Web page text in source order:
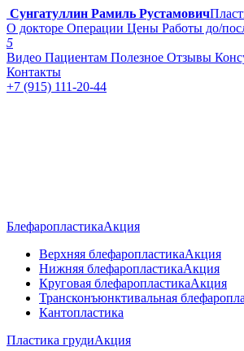
Сунгатуллин Рамиль Рустамович
О докторе Операции Цены Работы до/
5
Видео Пациентам Полезное Отзывы
Контакты
+7 (915) 111-20-44
БлефаропластикаАкция
Верхняя блефаропластикаАкция
Нижняя блефаропластикаАкция
Круговая блефаропластикаАкция
Трансконъюнктивальная
Кантопластика
Пластика грудиАкция